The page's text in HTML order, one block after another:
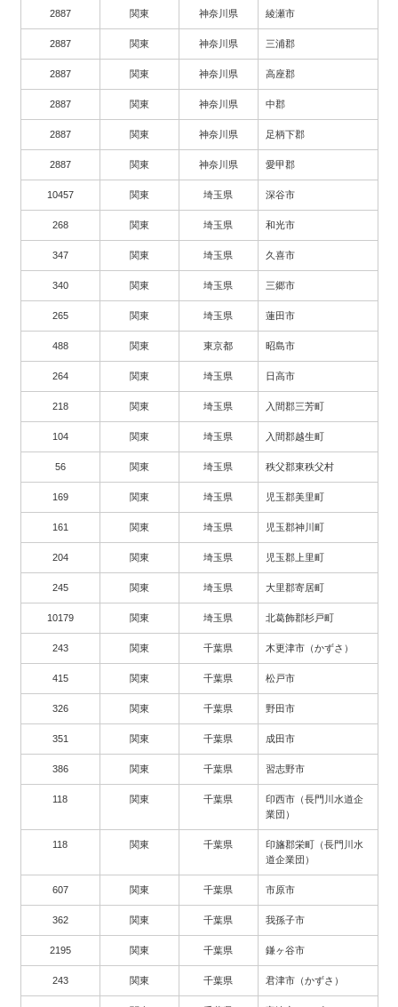
2887 関東 神奈川県 綾瀬市
2887 関東 神奈川県 三浦郡
2887 関東 神奈川県 高座郡
2887 関東 神奈川県 中郡
2887 関東 神奈川県 足柄下郡
2887 関東 神奈川県 愛甲郡
10457 関東 埼玉県 深谷市
268 関東 埼玉県 和光市
347 関東 埼玉県 久喜市
340 関東 埼玉県 三郷市
265 関東 埼玉県 蓮田市
488 関東 東京都 昭島市
264 関東 埼玉県 日高市
218 関東 埼玉県 入間郡三芳町
104 関東 埼玉県 入間郡越生町
56 関東 埼玉県 秩父郡東秩父村
169 関東 埼玉県 児玉郡美里町
161 関東 埼玉県 児玉郡神川町
204 関東 埼玉県 児玉郡上里町
245 関東 埼玉県 大里郡寄居町
10179 関東 埼玉県 北葛飾郡杉戸町
243 関東 千葉県 木更津市（かずさ）
415 関東 千葉県 松戸市
326 関東 千葉県 野田市
351 関東 千葉県 成田市
386 関東 千葉県 習志野市
118 関東 千葉県
印西市（長門川水道企
業団）
118 関東 千葉県
印旛郡栄町（長門川水
道企業団）
607 関東 千葉県 市原市
362 関東 千葉県 我孫子市
2195 関東 千葉県 鎌ヶ谷市
243 関東 千葉県 君津市（かずさ）